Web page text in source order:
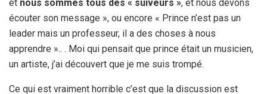
et nous sommes tous des « suiveurs », et nous devons
écouter son message », ou encore « Prince n’est pas un
leader mais un professeur, il a des choses à nous
apprendre ».. . Moi qui pensait que prince était un musicien,
un artiste, j’ai découvert que je me suis trompé.
Ce qui est vraiment horrible c’est que la discussion est